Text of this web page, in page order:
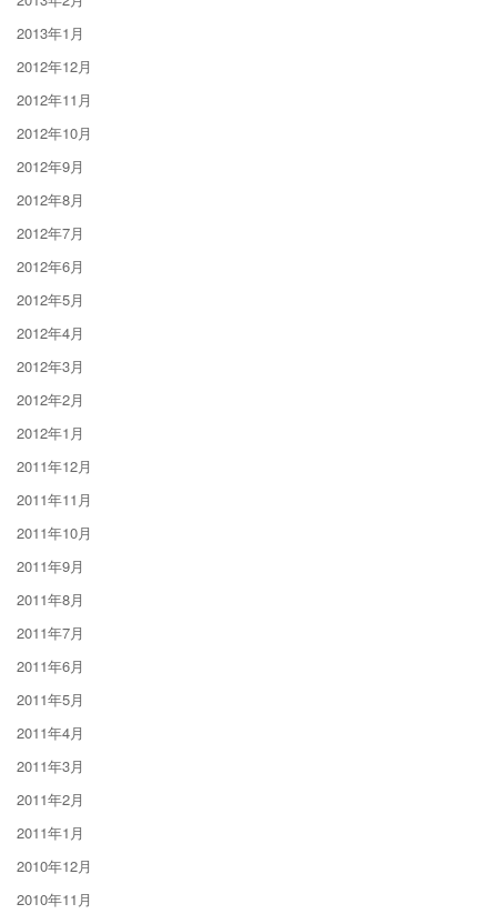
2013年1月
2012年12月
2012年11月
2012年10月
2012年9月
2012年8月
2012年7月
2012年6月
2012年5月
2012年4月
2012年3月
2012年2月
2012年1月
2011年12月
2011年11月
2011年10月
2011年9月
2011年8月
2011年7月
2011年6月
2011年5月
2011年4月
2011年3月
2011年2月
2011年1月
2010年12月
2010年11月